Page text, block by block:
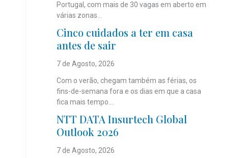
Portugal, com mais de 30 vagas em aberto em
várias zonas...
Cinco cuidados a ter em casa
antes de sair
7 de Agosto, 2026
Com o verão, chegam também as férias, os
fins-de-semana fora e os dias em que a casa
fica mais tempo...
NTT DATA Insurtech Global
Outlook 2026
7 de Agosto, 2026